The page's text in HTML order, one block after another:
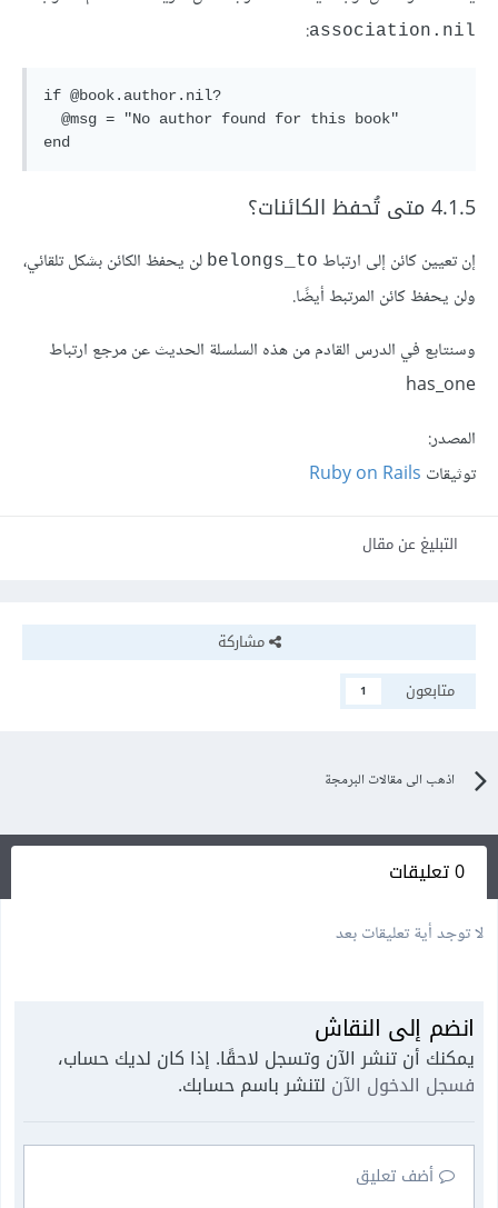
association.nil
:
if @book.author.nil?
4.1.5 متى تُحفظ الكائنات؟
إن تعيين كائن إلى ارتباط belongs_to لن يحفظ الكائن بشكل تلقائي،
ولن يحفظ كائن المرتبط أيضًا.
وسنتابع في الدرس القادم من هذه السلسلة الحديث عن مرجع ارتباط
has_one
المصدر:
توثيقات Ruby on Rails
التبليغ عن مقال
مشاركة
متابعون
1
اذهب الى مقالات البرمجة
0 تعليقات
لا توجد أية تعليقات بعد
انضم إلى النقاش
يمكنك أن تنشر الآن وتسجل لاحقًا. إذا كان لديك حساب،
فسجل الدخول الآن لتنشر باسم حسابك.
أضف تعليق